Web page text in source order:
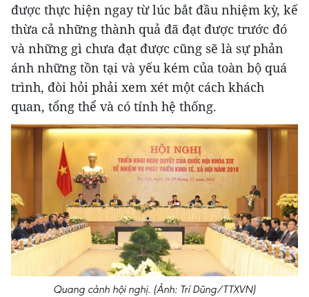
được thực hiện ngay từ lúc bắt đầu nhiệm kỳ, kế
thừa cả những thành quả đã đạt được trước đó
và những gì chưa đạt được cũng sẽ là sự phản
ánh những tồn tại và yếu kém của toàn bộ quá
trình, đòi hỏi phải xem xét một cách khách
quan, tổng thể và có tính hệ thống.
Quang cảnh hội nghị. (Ảnh: Trí Dũng/TTXVN)